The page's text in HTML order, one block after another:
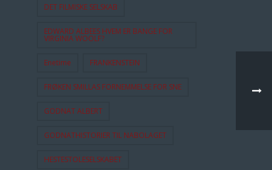
DET FILMISKE SELSKAB
EDWARD ALBEES HVEM ER BANGE FOR
VIRGINIA WOOLF?
Enetime FRANKENSTEIN
FRØKEN SMILLAS FORNEMMELSE FOR SNE
GODNAT ALBERT
GODNATHISTORIER TIL NABOLAGET
HESTESTOLESELSKABET